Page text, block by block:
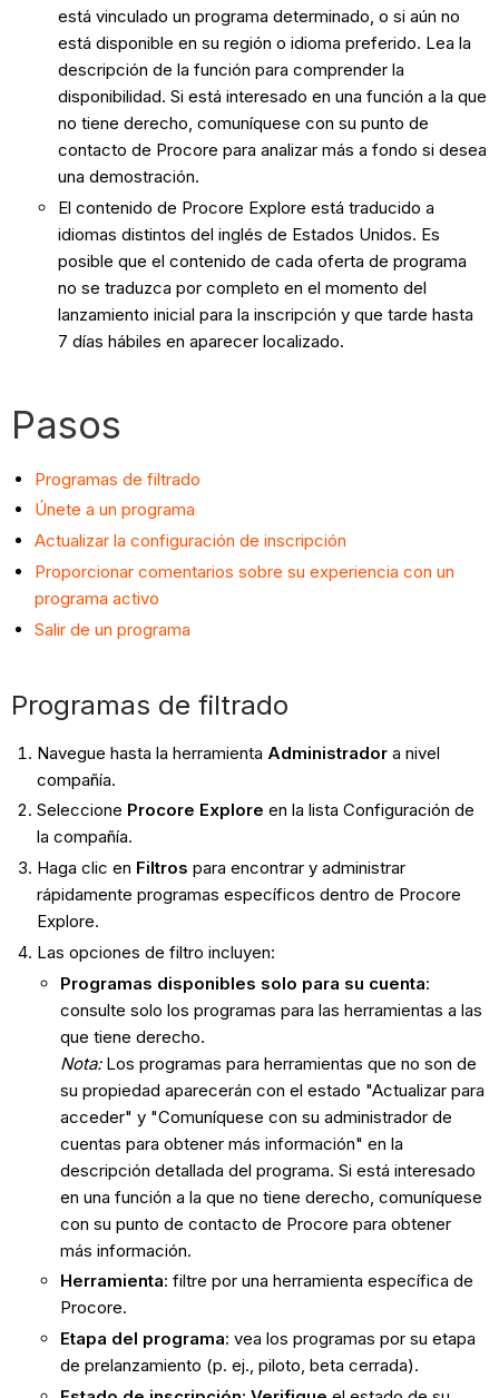
está vinculado un programa determinado, o si aún no
está disponible en su región o idioma preferido. Lea la
descripción de la función para comprender la
disponibilidad. Si está interesado en una función a la que
no tiene derecho, comuníquese con su punto de
contacto de Procore para analizar más a fondo si desea
una demostración.
El contenido de Procore Explore está traducido a
idiomas distintos del inglés de Estados Unidos. Es
posible que el contenido de cada oferta de programa
no se traduzca por completo en el momento del
lanzamiento inicial para la inscripción y que tarde hasta
7 días hábiles en aparecer localizado.
Pasos
Programas de filtrado
Únete a un programa
Actualizar la configuración de inscripción
Proporcionar comentarios sobre su experiencia con un
programa activo
Salir de un programa
Programas de filtrado
Navegue hasta la herramienta Administradora nivel
compañía.
Seleccione Procore Explore en la lista Configuración de
la compañía.
Haga clic en Filtros para encontrar y administrar
rápidamente programas específicos dentro de Procore
Explore.
Las opciones de filtro incluyen:
Programas disponibles solo para su cuenta:
consulte solo los programas para las herramientas a las
que tiene derecho.
Nota: Los programas para herramientas que no son de
su propiedad aparecerán con el estado "Actualizar para
acceder" y "Comuníquese con su administrador de
cuentas para obtener más información" en la
descripción detallada del programa. Si está interesado
en una función a la que no tiene derecho, comuníquese
con su punto de contacto de Procore para obtener
más información.
Herramienta: filtre por una herramienta específica de
Procore.
Etapa del programa: vea los programas por su etapa
de prelanzamiento (p. ej., piloto, beta cerrada).